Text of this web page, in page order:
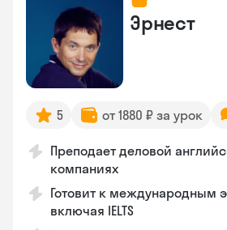
Эрнест
5 от 1880 ₽ за урок
Преподает деловой
компаниях
Готовит к международным
включая IELTS